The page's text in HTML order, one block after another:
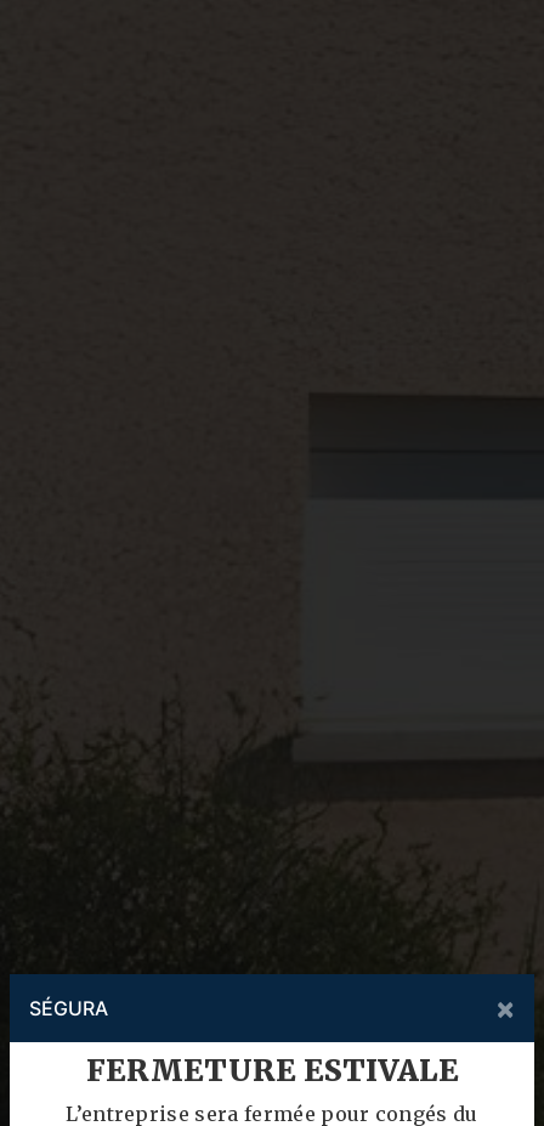
SÉGURA ×
FERMETURE ESTIVALE
L’entreprise sera fermée pour congés du